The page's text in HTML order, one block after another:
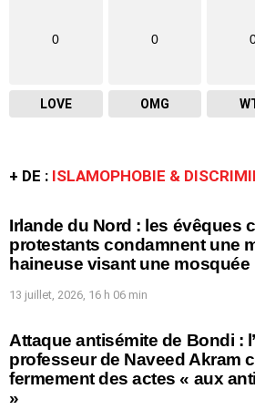
0
LOVE
0
OMG
+ DE : ISLAMOPHOBIE &
Irlande du Nord : les évêques
protestants condamnent une
haineuse visant une mosquée
13 juillet, 2026, 16 h 06 min
Attaque antisémite de Bondi :
professeur de Naveed Akram
fermement des actes « aux
»